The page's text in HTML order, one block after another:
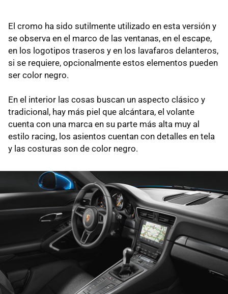
El cromo ha sido sutilmente utilizado en esta versión y
se observa en el marco de las ventanas, en el escape,
en los logotipos traseros y en los lavafaros delanteros,
si se requiere, opcionalmente estos elementos pueden
ser color negro.
En el interior las cosas buscan un aspecto clásico y
tradicional, hay más piel que alcántara, el volante
cuenta con una marca en su parte más alta muy al
estilo racing, los asientos cuentan con detalles en tela
y las costuras son de color negro.